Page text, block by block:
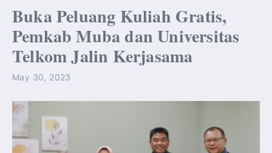
Buka Peluang Kuliah Gratis,
Pemkab Muba dan Universitas
Telkom Jalin Kerjasama
May 30, 2023